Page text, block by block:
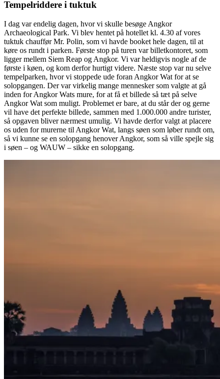
Tempelriddere i tuktuk
I dag var endelig dagen, hvor vi skulle besøge Angkor
Archaeological Park. Vi blev hentet på hotellet kl. 4.30 af vores
tuktuk chauffør Mr. Polin, som vi havde booket hele dagen, til at
køre os rundt i parken. Første stop på turen var billetkontoret, som
ligger mellem Siem Reap og Angkor. Vi var heldigvis nogle af de
første i køen, og kom derfor hurtigt videre. Næste stop var nu selve
tempelparken, hvor vi stoppede ude foran Angkor Wat for at se
solopgangen. Der var virkelig mange mennesker som valgte at gå
inden for Angkor Wats mure, for at få et billede så tæt på selve
Angkor Wat som muligt. Problemet er bare, at du står der og gerne
vil have det perfekte billede, sammen med 1.000.000 andre turister,
så opgaven bliver nærmest umulig. Vi havde derfor valgt at placere
os uden for murerne til Angkor Wat, langs søen som løber rundt om,
så vi kunne se en solopgang henover Angkor, som så ville spejle sig
i søen – og WAUW – sikke en solopgang.